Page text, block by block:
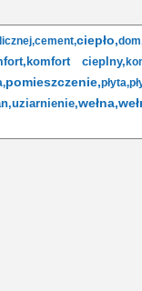
cement,ciepło,
komfort cieplny,
pomieszczenie,płyta,
uziarnienie,wełna,